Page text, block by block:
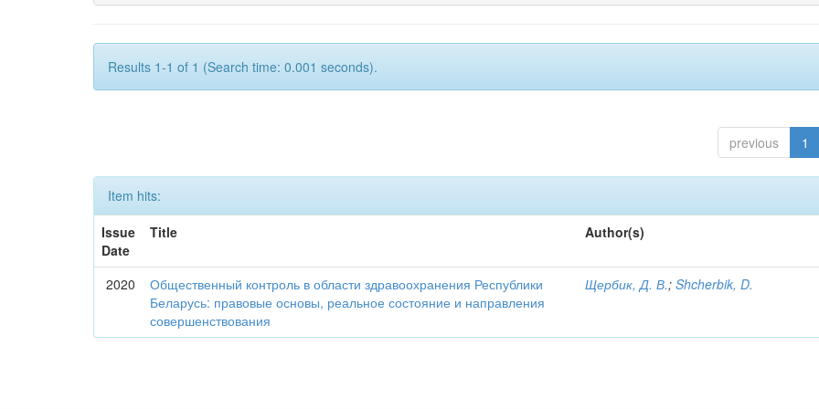
Results 1-1 of 1 (Search time: 0.001 seconds).
previous 1
Item hits:
Issue
Date
Title Author(s)
2020
Общественный контроль в области здравоохранения Республики
Беларусь: правовые основы, реальное состояние и направления
совершенствования
Щербик, Д. В.;Shcherbik, D.